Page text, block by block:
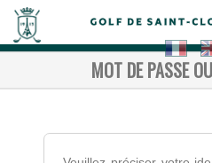
MOT DE PASSE